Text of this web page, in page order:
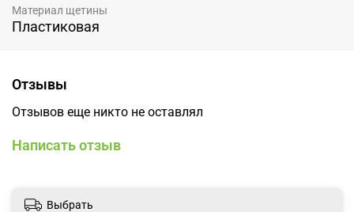
Материал щетины
Пластиковая
Отзывы
Отзывов еще никто не оставлял
Написать отзыв
Выбрать